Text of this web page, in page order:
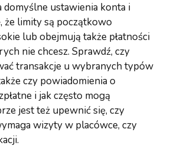
domyślne ustawienia konta i
że limity są początkowo
lub obejmują także płatności
nie chcesz. Sprawdź, czy
transakcje u wybranych typów
czy powiadomienia o
i jak często mogą
jest też upewnić się, czy
wizyty w placówce, czy